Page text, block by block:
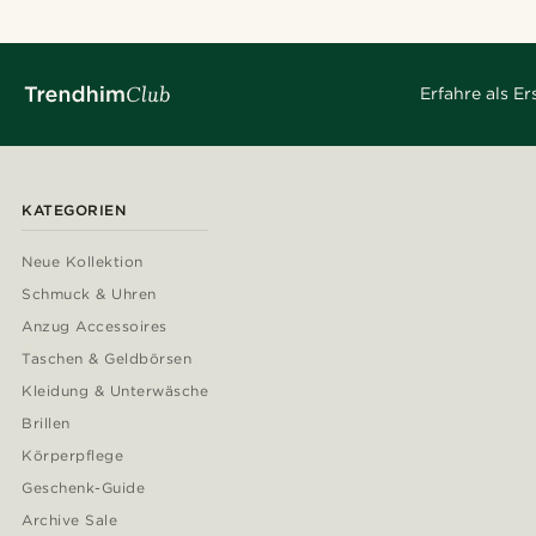
Erfahre als
KATEGORIEN
Neue Kollektion
Schmuck & Uhren
Anzug Accessoires
Taschen & Geldbörsen
Kleidung & Unterwäsche
Brillen
Körperpflege
Geschenk-Guide
Archive Sale